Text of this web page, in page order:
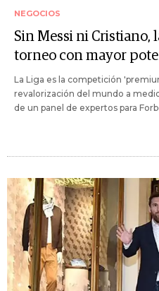
NEGOCIOS
Sin Messi ni Cristiano,
torneo con mayor
La Liga es la competición
revalorización del mundo a
de un panel de expertos para